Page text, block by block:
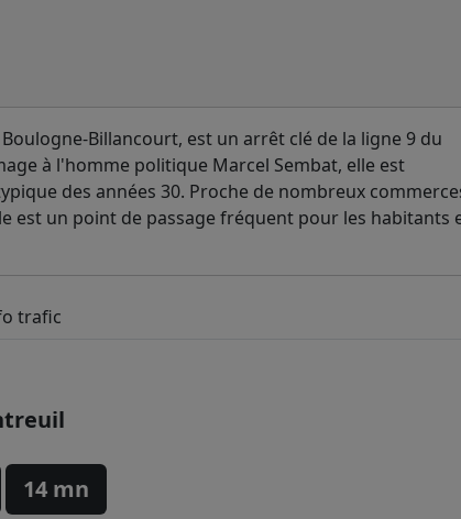
Billancourt, est un arrêt clé de la ligne 9 du
à l'homme politique Marcel Sembat, elle est
des années 30. Proche de nombreux
est un point de passage fréquent pour les habitants
trafic
14 mn